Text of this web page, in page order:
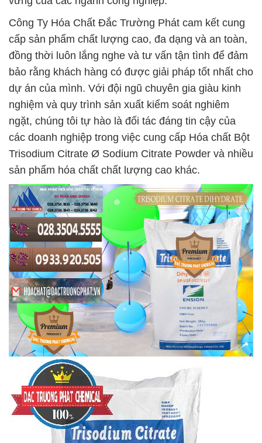
Công Ty Hóa Chất Đắc Trường Phát cam kết cung
cấp sản phẩm chất lượng cao, đa dạng và an toàn,
đồng thời luôn lắng nghe và tư vấn tận tình để đảm
bảo rằng khách hàng có được giải pháp tốt nhất cho
dự án của mình. Với đội ngũ chuyên gia giàu kinh
nghiệm và quy trình sản xuất kiểm soát nghiêm
ngặt, chúng tôi tự hào là đối tác đáng tin cậy của
các doanh nghiệp trong việc cung cấp Hóa chất Bột
Trisodium Citrate Ø Sodium Citrate Powder và nhiều
sản phẩm hóa chất chất lượng cao khác.